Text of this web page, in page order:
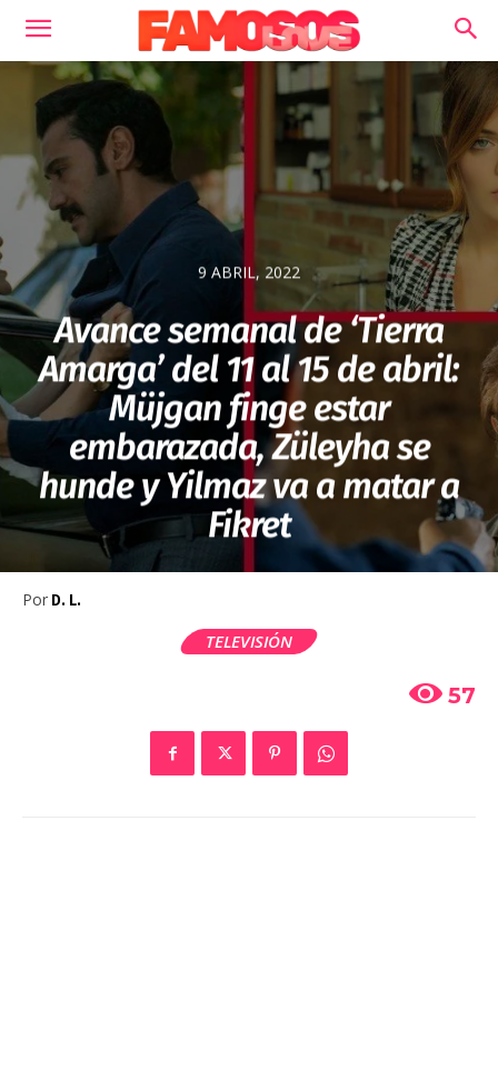
9 ABRIL, 2022
Avance semanal de ‘Tierra
Amarga’ del 11 al 15 de abril:
Müjgan finge estar
embarazada, Züleyha se
hunde y Yilmaz va a matar a
Fikret
Por D. L.
TELEVISIÓN
57